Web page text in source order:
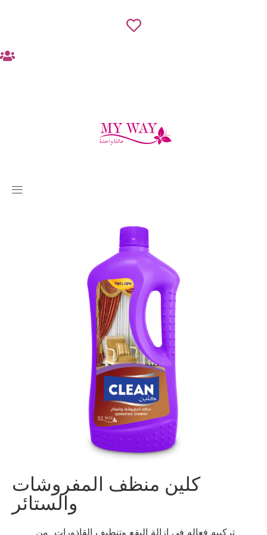
كلين منظف المفروشات
والستائر
تركيبه فعاله في ازالة البقع وتنطيف القاذورات من